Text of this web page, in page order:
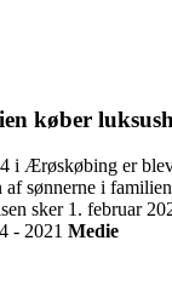
køber
i Ærøskøbing er
sønnerne i
sker 1. februar
- 2021 Medie